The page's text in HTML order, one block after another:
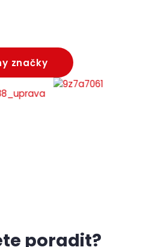
značky
poradit?